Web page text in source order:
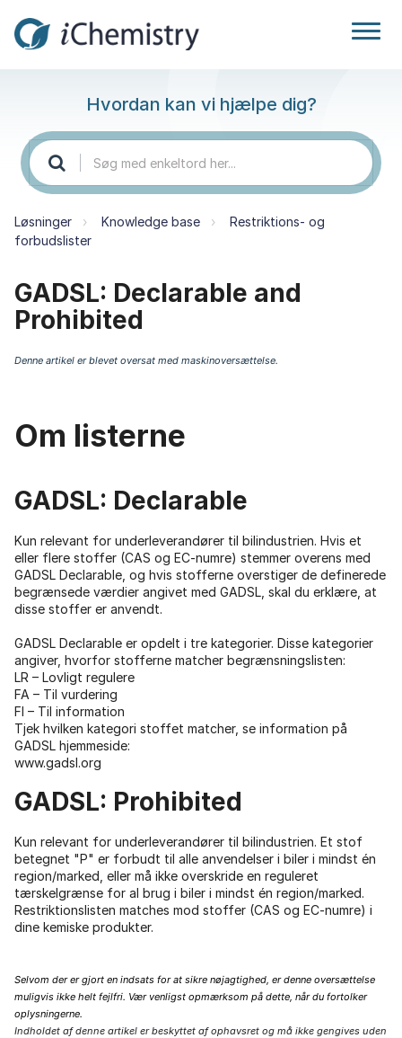
Hvordan kan vi hjælpe dig?
Løsninger Knowledge base
Restriktions- og
forbudslister
GADSL: Declarable and
Prohibited
Denne artikel er blevet oversat med maskinoversættelse.
Om listerne
GADSL: Declarable
Kun relevant for underleverandører til bilindustrien. Hvis et
eller flere stoffer (CAS og EC-numre) stemmer overens med
GADSL Declarable, og hvis stofferne overstiger de definerede
begrænsede værdier angivet med GADSL, skal du erklære, at
disse stoffer er anvendt.
GADSL Declarable er opdelt i tre kategorier. Disse kategorier
angiver, hvorfor stofferne matcher begrænsningslisten:
LR – Lovligt regulere
FA – Til vurdering
FI – Til information
Tjek hvilken kategori stoffet matcher, se information på
GADSL hjemmeside:
www.gadsl.org
GADSL: Prohibited
Kun relevant for underleverandører til bilindustrien. Et stof
betegnet "P" er forbudt til alle anvendelser i biler i mindst én
region/marked, eller må ikke overskride en reguleret
tærskelgrænse for al brug i biler i mindst én region/marked.
Restriktionslisten matches mod stoffer (CAS og EC-numre) i
dine kemiske produkter.
Selvom der er gjort en indsats for at sikre nøjagtighed, er denne oversættelse
muligvis ikke helt fejlfri. Vær venligst opmærksom på dette, når du fortolker
oplysningerne.
Indholdet af denne artikel er beskyttet af ophavsret og må ikke gengives uden